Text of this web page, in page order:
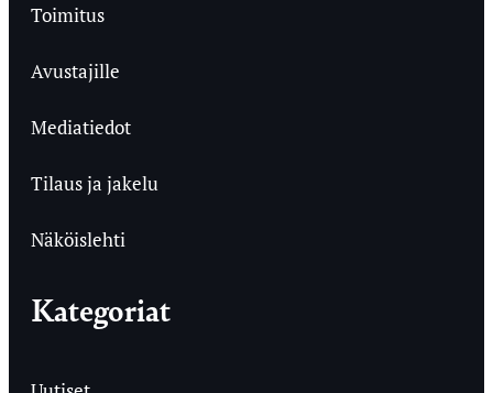
Toimitus
Avustajille
Mediatiedot
Tilaus ja jakelu
Näköislehti
Kategoriat